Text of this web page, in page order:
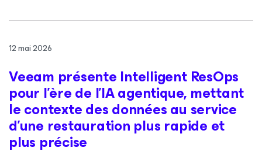
12 mai 2026
Veeam présente Intelligent ResOps
pour l’ère de l’IA agentique, mettant
le contexte des données au service
d’une restauration plus rapide et
plus précise